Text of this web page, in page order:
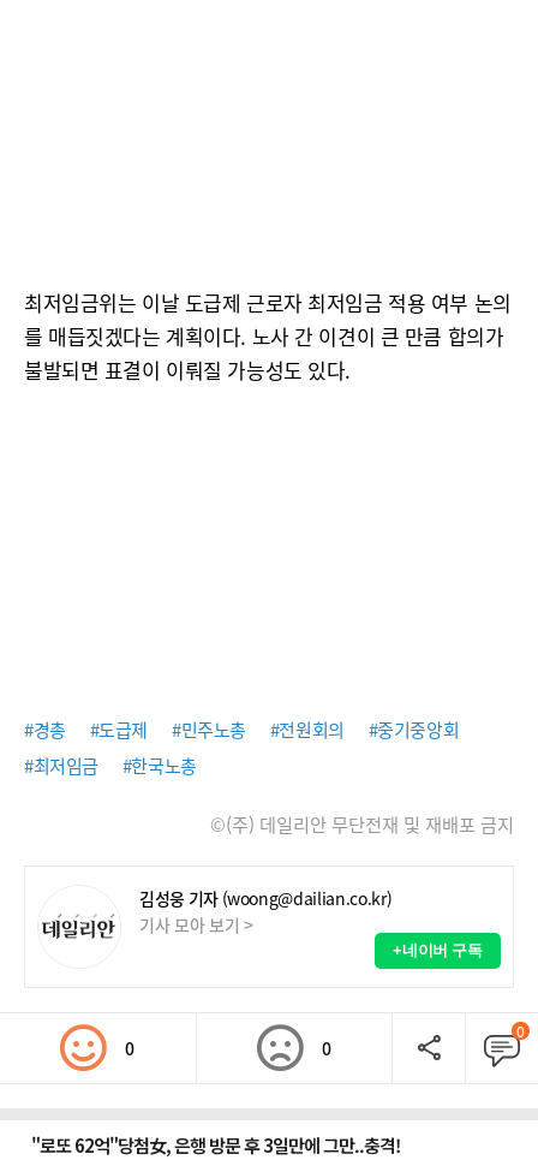
최저임금위는 이날 도급제 근로자 최저임금 적용 여부 논의
를 매듭짓겠다는 계획이다. 노사 간 이견이 큰 만큼 합의가
불발되면 표결이 이뤄질 가능성도 있다.
#경총 #도급제 #민주노총 #전원회의
#중기중앙회
#최저임금
#한국노총
©(주) 데일리안 무단전재 및 재배포 금지
김성웅 기자 (woong@dailian.co.kr)
기사 모아 보기 >
+네이버 구독
0 0
0